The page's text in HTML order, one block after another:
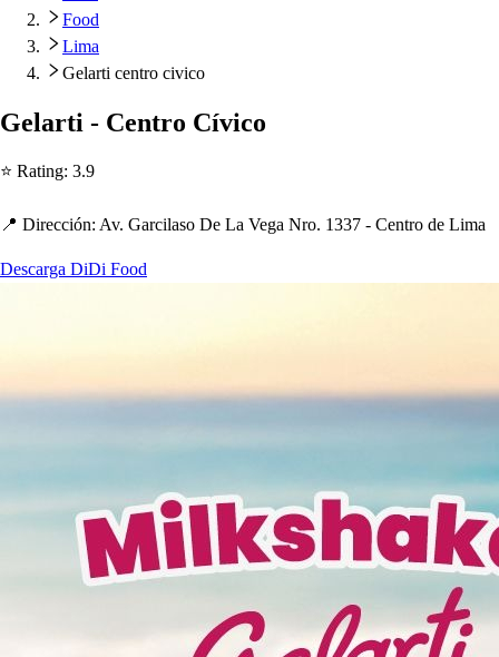
Food
Lima
Gelarti centro civico
Gelarti - Centro Cívico
⭐ Rating: 3.9
📍 Dirección: Av. Garcilaso De La Vega Nro. 1337 - Centro de Lima
Descarga DiDi Food